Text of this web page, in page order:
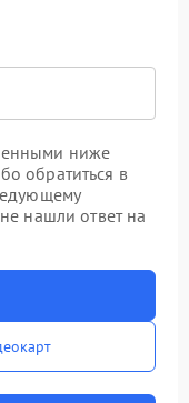
ниже
обратиться в
нашли ответ на